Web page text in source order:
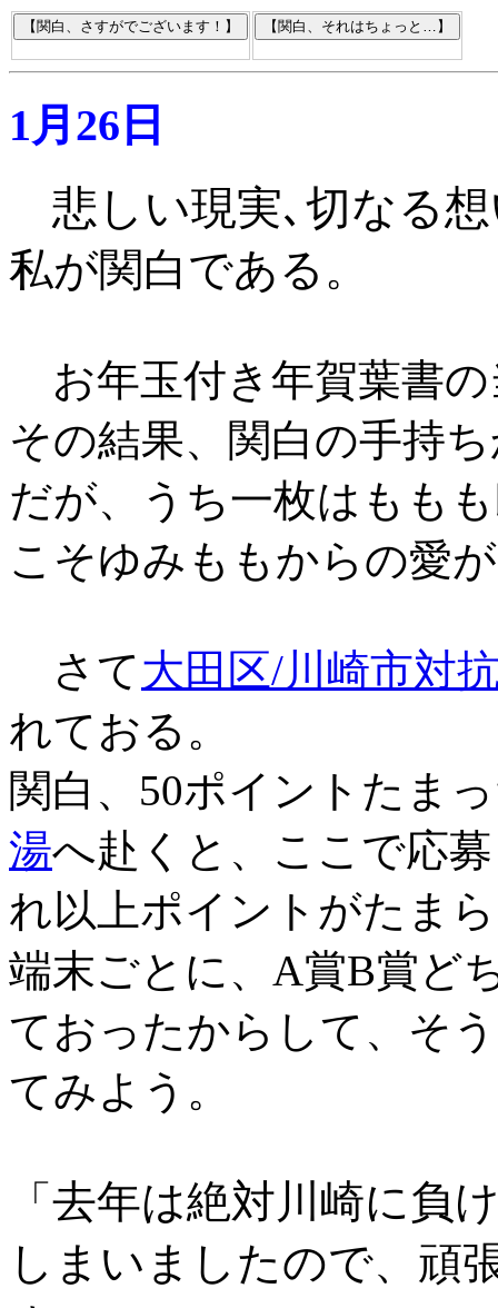
1月26日
悲しい現実､切なる
私が関白である 。
お年玉付き年賀葉書
その結果、関白の手持
だが、うち一枚はもも
こそゆみももからの愛
さて大田区/川崎市対
れておる。
関白、50ポイントたま
湯へ赴くと、ここで応
れ以上ポイントがたま
端末ごとに、A賞B賞ど
ておったからして、そ
てみよう。
「 去年は絶対川崎に負
しまいましたので、頑